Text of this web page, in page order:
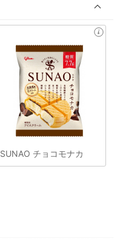
SUNAO チョコモナカ